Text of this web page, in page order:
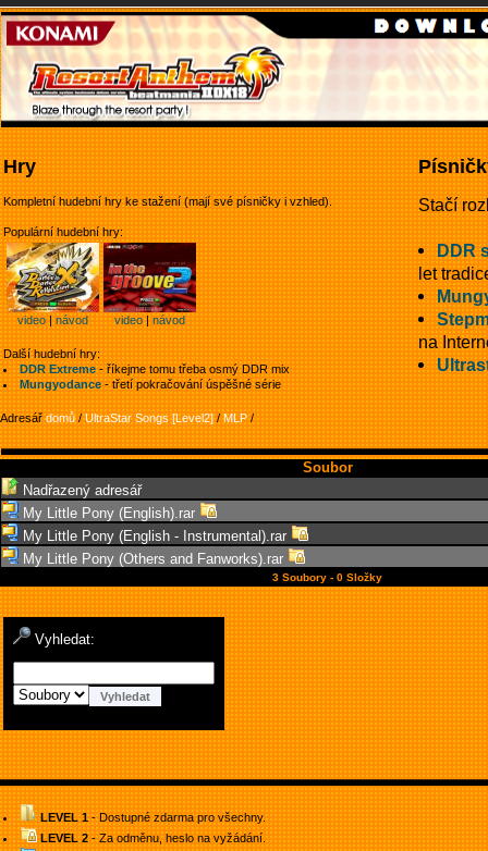
Hry
Kompletní hudební hry ke stažení (mají své písničky i vzhled).
Populární hudební hry:
video|návod video|návod
Další hudební hry:
DDR Extreme- říkejme tomu třeba osmý DDR mix
Mungyodance- třetí pokračování úspěšné série
Stačí
DDR
let
na
Adresářdomů/UltraStar Songs [Level2]/MLP/
Soubor
Nadřazený adresář
My Little Pony (English).rar
My Little Pony (English - Instrumental).rar
My Little Pony (Others and Fanworks).rar
3 Soubory - 0 Složky
Vyhledat:
LEVEL 1- Dostupné zdarma pro všechny.
LEVEL 2- Za odměnu, heslo na vyžádání.